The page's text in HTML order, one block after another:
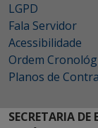
LGPD
Fala Servidor
Acessibilidade
Ordem
Planos de
SECRETARIA